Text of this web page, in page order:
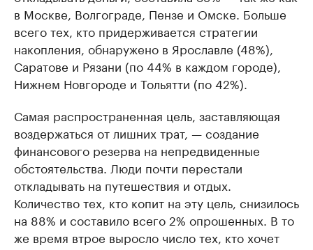
в Москве, Волгограде, Пензе и Омске. Больше
всего тех, кто придерживается стратегии
накопления, обнаружено в Ярославле (48%),
Саратове и Рязани (по 44% в каждом городе),
Нижнем Новгороде и Тольятти (по 42%).
Самая распространенная цель, заставляющая
воздержаться от лишних трат, — создание
финансового резерва на непредвиденные
обстоятельства. Люди почти перестали
откладывать на путешествия и отдых.
Количество тех, кто копит на эту цель, снизилось
на 88% и составило всего 2% опрошенных. В то
же время втрое выросло число тех, кто хочет